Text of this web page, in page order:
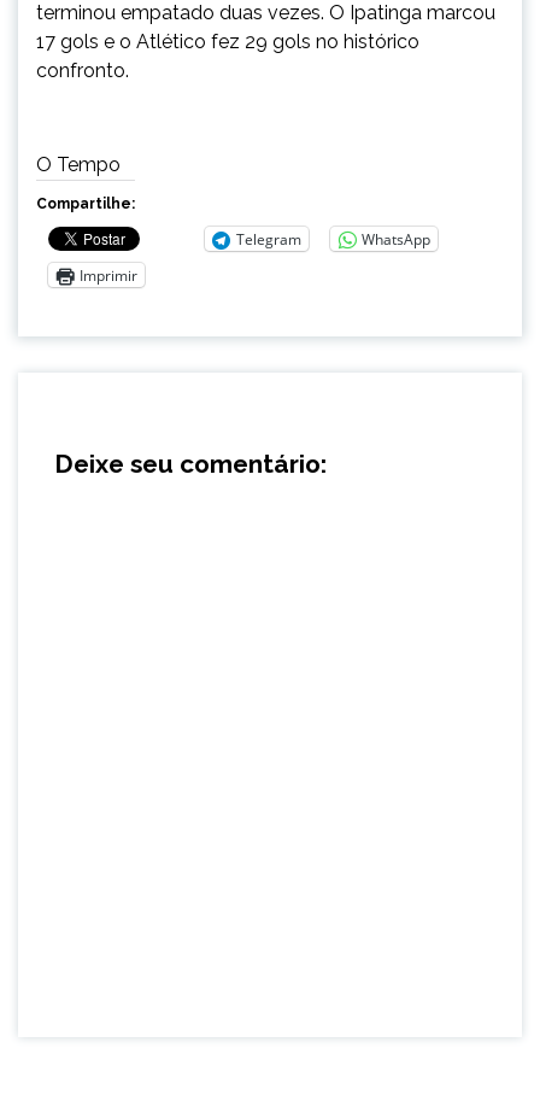
terminou empatado duas vezes. O Ipatinga marcou
17 gols e o Atlético fez 29 gols no histórico
confronto.
O Tempo
Compartilhe:
Telegram
WhatsApp
Imprimir
Deixe seu comentário: